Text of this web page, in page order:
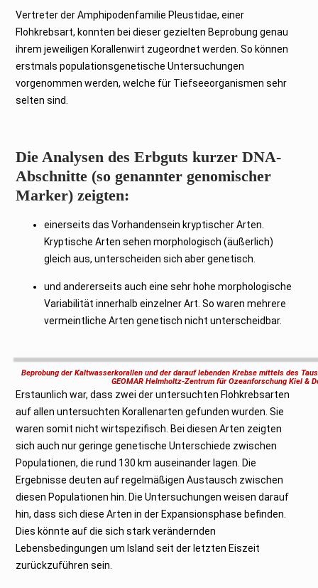
Vertreter der Amphipodenfamilie Pleustidae, einer
Flohkrebsart, konnten bei dieser gezielten Beprobung genau
ihrem jeweiligen Korallenwirt zugeordnet werden. So können
erstmals populationsgenetische Untersuchungen
vorgenommen werden, welche für Tiefseeorganismen sehr
selten sind.
Die Analysen des Erbguts kurzer DNA-
Abschnitte (so genannter genomischer
Marker) zeigten:
einerseits das Vorhandensein kryptischer Arten.
Kryptische Arten sehen morphologisch (äußerlich)
gleich aus, unterscheiden sich aber genetisch.
und andererseits auch eine sehr hohe morphologische
Variabilität innerhalb einzelner Art. So waren mehrere
vermeintliche Arten genetisch nicht unterscheidbar.
Beprobung der Kaltwasserkorallen und der darauf lebenden Krebse mittels des
GEOMAR Helmholtz-Zentrum für Ozeanforschung Kiel
Erstaunlich war, dass zwei der untersuchten Flohkrebsarten
auf allen untersuchten Korallenarten gefunden wurden. Sie
waren somit nicht wirtspezifisch. Bei diesen Arten zeigten
sich auch nur geringe genetische Unterschiede zwischen
Populationen, die rund 130 km auseinander lagen. Die
Ergebnisse deuten auf regelmäßigen Austausch zwischen
diesen Populationen hin. Die Untersuchungen weisen darauf
hin, dass sich diese Arten in der Expansionsphase befinden.
Dies könnte auf die sich stark verändernden
Lebensbedingungen um Island seit der letzten Eiszeit
zurückzuführen sein.